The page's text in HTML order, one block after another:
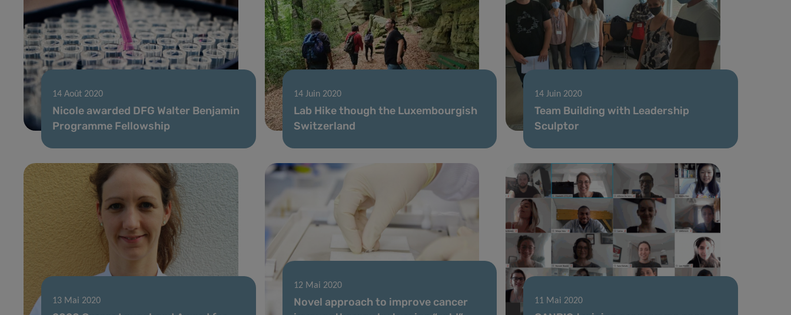
14 Août 2020
Nicole awarded DFG Walter Benjamin
Programme Fellowship
14 Juin 2020
Lab Hike though the Luxembourgish
Switzerland
14 Juin 2020
Team Building with Leadership
Sculptor
13 Mai 2020
12 Mai 2020
Novel approach to improve cancer
11 Mai 2020